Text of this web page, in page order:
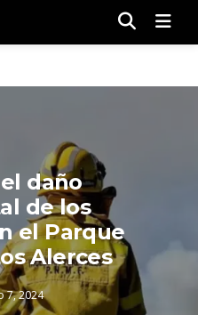
daño
de los
el Parque
Alerces
7, 2024